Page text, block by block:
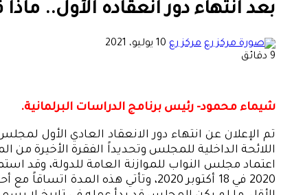
بعد انتهاء دور انعقاده الأول..
مركز رع أرسل
10 يوليو، 2021
9 دقائق
شيماء محمود- رئيس برنامج الدراسات البرلمانية.